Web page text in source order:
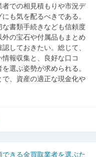
での相見積もりや市況デ
も気を配るべきである。
書類手続きなども信頼度
の宝石や付属品もまとめ
しておきたい。総じて、
報収集と、良好な口コ
選ぶ姿勢が求められる。
、資産の適正な現金化や
できる金買取業者を選ぶた